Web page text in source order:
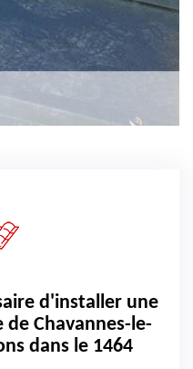
d'installer une
Chavannes-le-
dans le 1464